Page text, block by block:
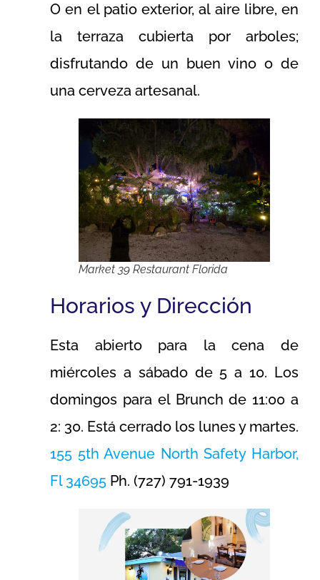
O en el patio exterior, al aire libre, en
la terraza cubierta por arboles;
disfrutando de un buen vino o de
una cerveza artesanal.
Market 39 Restaurant Florida
Horarios y Dirección
Esta abierto para la cena de
miércoles a sábado de 5 a 10. Los
domingos para el Brunch de 11:00 a
2: 30. Está cerrado los lunes y martes.
155 5th Avenue North Safety Harbor,
Fl 34695 Ph. (727) 791-1939